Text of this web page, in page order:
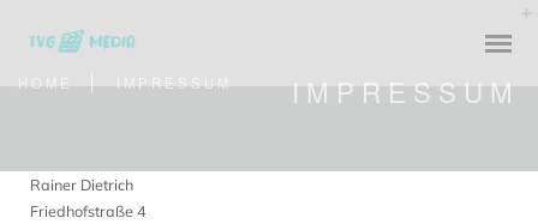
IMPRESSUM
HOME IMPRESSUM
Rainer Dietrich
Friedhofstraße 4